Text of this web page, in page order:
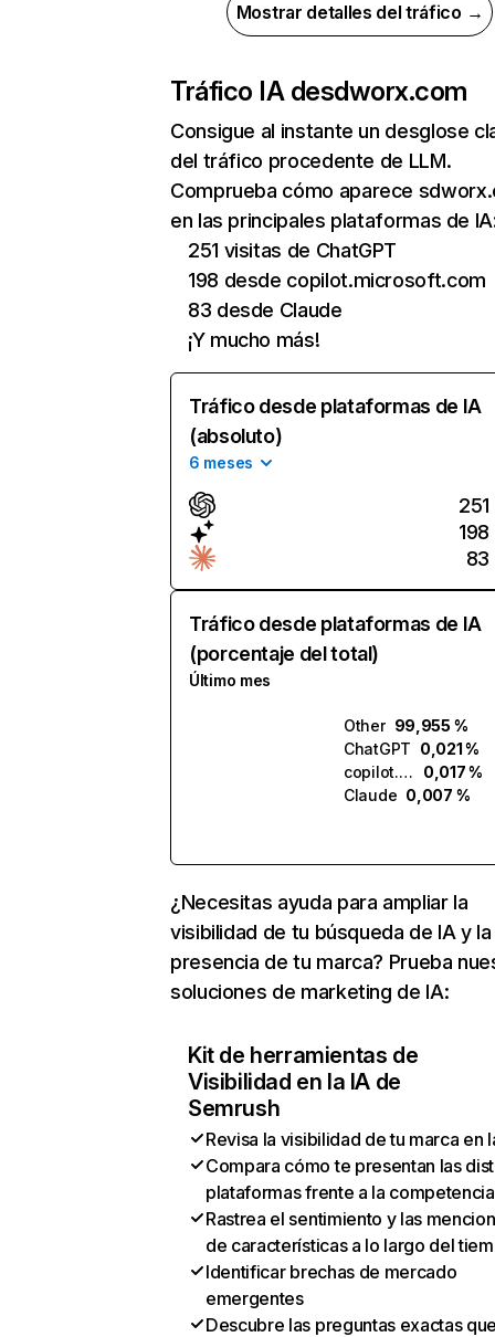
Mostrar detalles del tráfico →
Tráfico IA desdworx.com
Consigue al instante un desglose
del tráfico procedente de LLM.
Comprueba cómo aparece
en las principales plataformas de
251 visitas de ChatGPT
198 desde copilot.microsoft.com
83 desde Claude
¡Y mucho más!
Tráfico desde plataformas de IA
(absoluto)
6 meses
251
198
83
Tráfico desde plataformas de IA
(porcentaje del total)
Último mes
Other 99,955 %
ChatGPT 0,021 %
copilot.microsoft.com
0,017 %
Claude 0,007 %
¿Necesitas ayuda para ampliar la
visibilidad de tu búsqueda de IA y la
presencia de tu marca? Prueba
soluciones de marketing de IA:
Kit de herramientas de
Visibilidad en la IA de
Semrush
Revisa la visibilidad de tu marca en
Compara cómo te presentan las
plataformas frente a la competencia
Rastrea el sentimiento y las
de características a lo largo del
Identificar brechas de mercado
emergentes
Descubre las preguntas exactas